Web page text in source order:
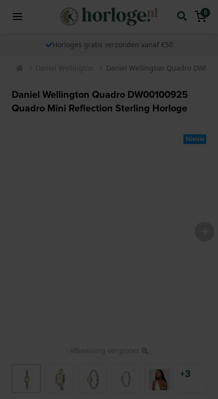
0
Horloges gratis verzonden vanaf €50
Daniel Wellington Daniel Wellington Quadro
Daniel Wellington Quadro DW00100925
Quadro Mini Reflection Sterling Horloge
Nieuw
Afbeelding vergroten
+3